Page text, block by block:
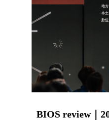
BIOS review｜